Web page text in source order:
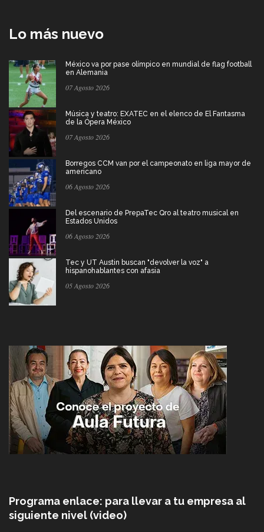
Lo más nuevo
México va por pase olímpico en mundial de flag football
en Alemania
07 Agosto 2026
Música y teatro: EXATEC en el elenco de El Fantasma
de la Ópera México
07 Agosto 2026
Borregos CCM van por el campeonato en liga mayor de
americano
06 Agosto 2026
Del escenario de PrepaTec Qro al teatro musical en
Estados Unidos
06 Agosto 2026
Tec y UT Austin buscan "devolver la voz" a
hispanohablantes con afasia
05 Agosto 2026
Programa enlace: para llevar a tu empresa al
siguiente nivel (video)